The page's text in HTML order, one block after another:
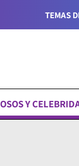
TEMAS
Y